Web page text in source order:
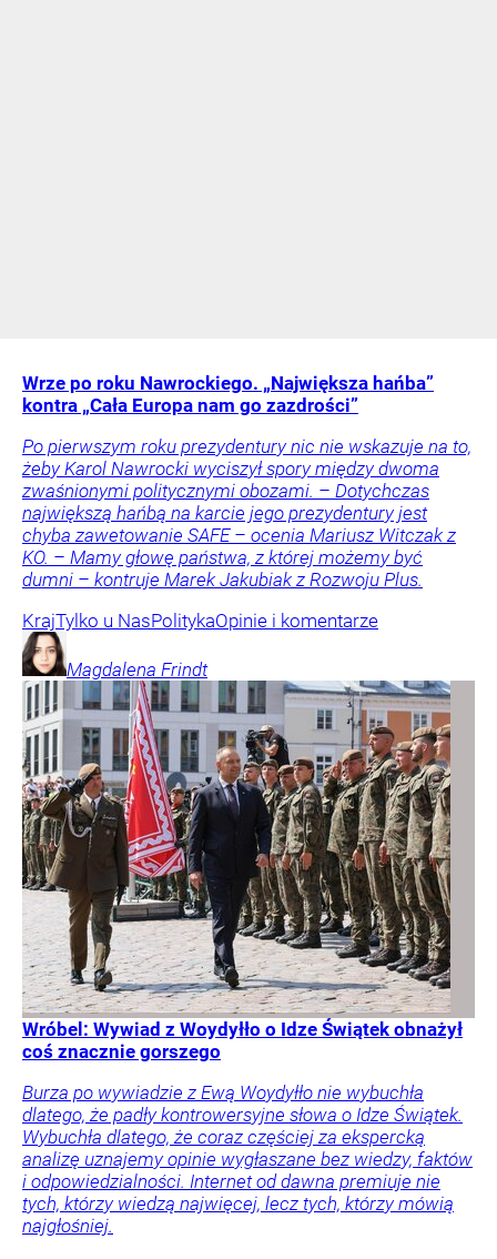
Wrze po roku Nawrockiego. „Największa hańba”
kontra „Cała Europa nam go zazdrości”
Po pierwszym roku prezydentury nic nie wskazuje na to,
żeby Karol Nawrocki wyciszył spory między dwoma
zwaśnionymi politycznymi obozami. – Dotychczas
największą hańbą na karcie jego prezydentury jest
chyba zawetowanie SAFE – ocenia Mariusz Witczak z
KO. – Mamy głowę państwa, z której możemy być
dumni – kontruje Marek Jakubiak z Rozwoju Plus.
KrajTylko u NasPolitykaOpinie i komentarze
Magdalena Frindt
Wróbel: Wywiad z Woydyłło o Idze Świątek obnażył
coś znacznie gorszego
Burza po wywiadzie z Ewą Woydyłło nie wybuchła
dlatego, że padły kontrowersyjne słowa o Idze Świątek.
Wybuchła dlatego, że coraz częściej za ekspercką
analizę uznajemy opinie wygłaszane bez wiedzy, faktów
i odpowiedzialności. Internet od dawna premiuje nie
tych, którzy wiedzą najwięcej, lecz tych, którzy mówią
najgłośniej.